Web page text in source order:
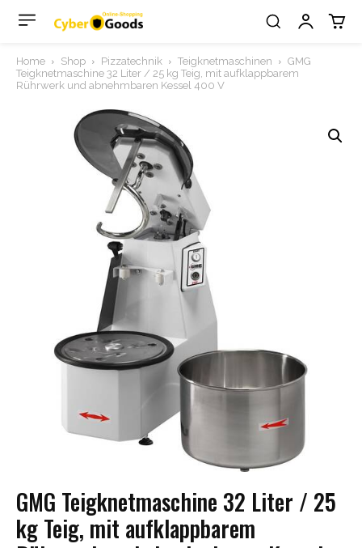
Home Shop Pizzatechnik Teigknetmaschinen
GMG
Teigknetmaschine 32 Liter / 25 kg Teig, mit aufklappbarem
Rührwerk und abnehmbaren Kessel 400 V
GMG Teigknetmaschine 32 Liter / 25
kg Teig, mit aufklappbarem